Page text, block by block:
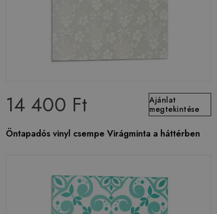
14 400 Ft
Ajánlat
megtekintése
Öntapadós vinyl csempe Virágminta a háttérben